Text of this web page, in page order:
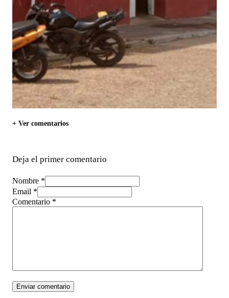
+ Ver comentarios
Deja el primer comentario
Nombre *
Email *
Comentario *